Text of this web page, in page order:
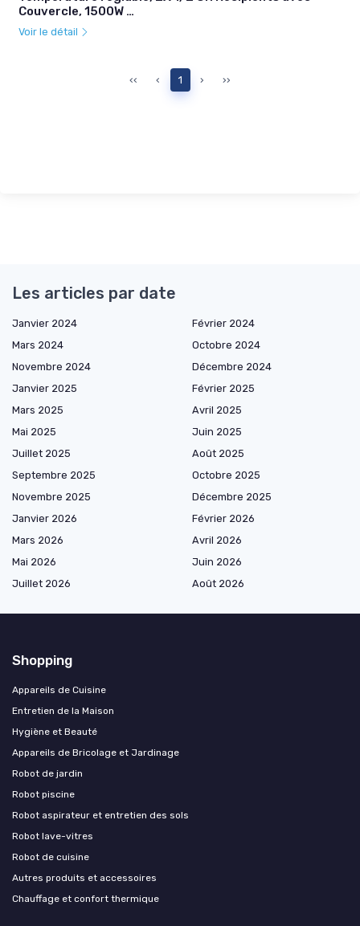
Couvercle, 1500W …
Voir le détail
‹‹ ‹ 1 › ››
Les articles par date
Janvier 2024
Février 2024
Mars 2024
Octobre 2024
Novembre 2024
Décembre 2024
Janvier 2025
Février 2025
Mars 2025
Avril 2025
Mai 2025
Juin 2025
Juillet 2025
Août 2025
Septembre 2025
Octobre 2025
Novembre 2025
Décembre 2025
Janvier 2026
Février 2026
Mars 2026
Avril 2026
Mai 2026
Juin 2026
Juillet 2026
Août 2026
Shopping
Appareils de Cuisine
Entretien de la Maison
Hygiène et Beauté
Appareils de Bricolage et Jardinage
Robot de jardin
Robot piscine
Robot aspirateur et entretien des sols
Robot lave-vitres
Robot de cuisine
Autres produits et accessoires
Chauffage et confort thermique